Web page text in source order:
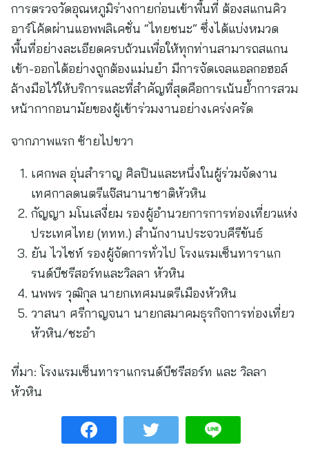
การตรวจวัดอุณหภูมิร่างกายก่อนเข้าพื้นที่ ต้องสแกนคิว
อาร์โค้ดผ่านแอพพลิเคชั่น “ไทยชนะ” ซึ่งได้แบ่งหมวด
พื้นที่อย่างละเอียดครบถ้วนเพื่อให้ทุกท่านสามารถสแกน
เข้า-ออกได้อย่างถูกต้องแม่นยำ มีการจัดเจลแอลกอฮอล์
ล้างมือไว้ให้บริการและที่สำคัญที่สุดคือการเน้นย้ำการสวม
หน้ากากอนามัยของผู้เข้าร่วมงานอย่างเคร่งครัด
จากภาพแรก ซ้ายไปขวา
เศกพล อุ่นสำราญ ศิลปินและหนึ่งในผู้ร่วมจัดงาน
เทศกาลดนตรีแจ๊สนานาชาติหัวหิน
กัญญา มโนเสงี่ยม รองผู้อำนวยการการท่องเที่ยวแห่ง
ประเทศไทย (ททท.) สำนักงานประจวบคีรีขันธ์
ยัน ไวไชท์ รองผู้จัดการทั่วไป โรงแรมเซ็นทาราแก
รนด์บีชรีสอร์ทและวิลลา หัวหิน
นพพร วุฒิกุล นายกเทศมนตรีเมืองหัวหิน
วาสนา ศรีกาญจนา นายกสมาคมธุรกิจการท่องเที่ยว
หัวหิน/ชะอำ
ที่มา: โรงแรมเซ็นทาราแกรนด์บีชรีสอร์ท และ วิลลา
หัวหิน